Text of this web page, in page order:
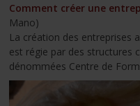
Comment créer une
Mano)
La création des entreprises
est régie par des structures
dénommées Centre de